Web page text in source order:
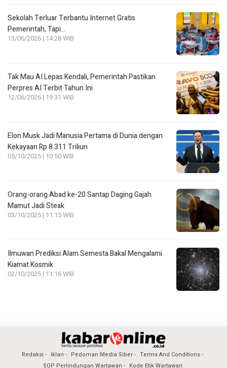
Sekolah Terluar Terbantu Internet Gratis
Pemerintah, Tapi…
13/06/2026 | 14:28 WIB
Tak Mau AI Lepas Kendali, Pemerintah Pastikan
Perpres AI Terbit Tahun Ini
12/06/2026 | 19:31 WIB
Elon Musk Jadi Manusia Pertama di Dunia dengan
Kekayaan Rp 8.311 Triliun
05/10/2025 | 10:50 WIB
Orang-orang Abad ke-20 Santap Daging Gajah
Mamut Jadi Steak
03/10/2025 | 11:15 WIB
Ilmuwan Prediksi Alam Semesta Bakal Mengalami
Kiamat Kosmik
02/10/2025 | 11:16 WIB
Redaksi Iklan Pedoman Media Siber
Terms And Conditions
SOP Perlindungan Wartawan
Kode Etik Wartawan